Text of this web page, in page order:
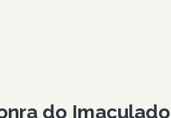
do Imaculado